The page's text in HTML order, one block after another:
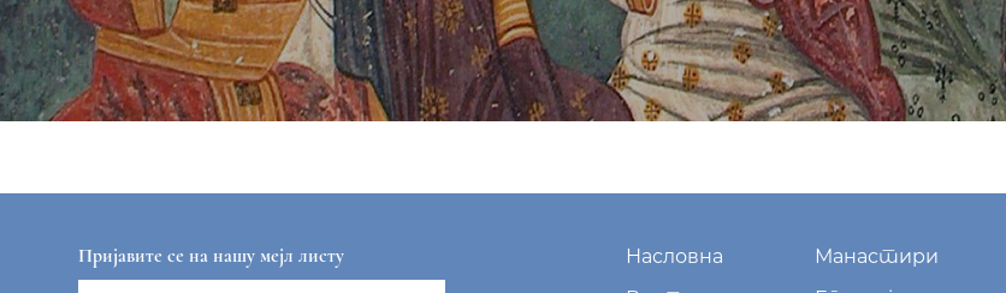
Пријавите се на нашу мејл листу Насловна
Манастири